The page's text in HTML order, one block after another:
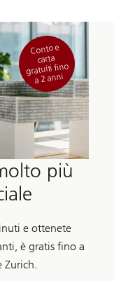
Conto e
carta
gratuiti fino
a 2 anni
più
e ottenete
è gratis fino a
Zurich.